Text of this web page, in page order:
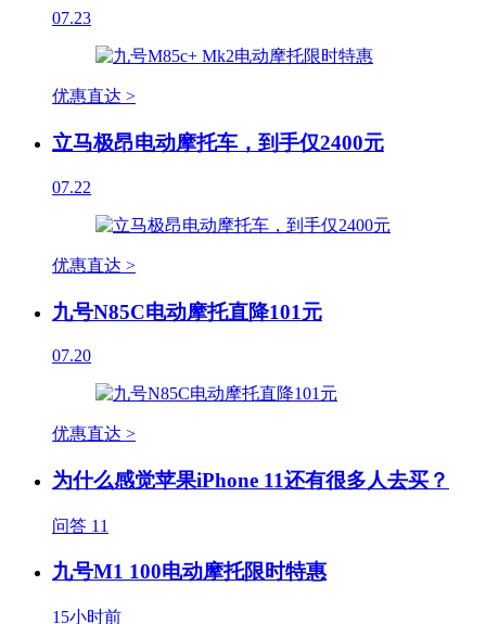
07.23
优惠直达 >
立马极昂电动摩托车，到手仅2400元
07.22
优惠直达 >
九号N85C电动摩托直降101元
07.20
优惠直达 >
为什么感觉苹果iPhone 11还有很多人去买？
问答 11
九号M1 100电动摩托限时特惠
15小时前